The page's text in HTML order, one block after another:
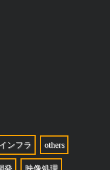
インフラ others
発 映像処理